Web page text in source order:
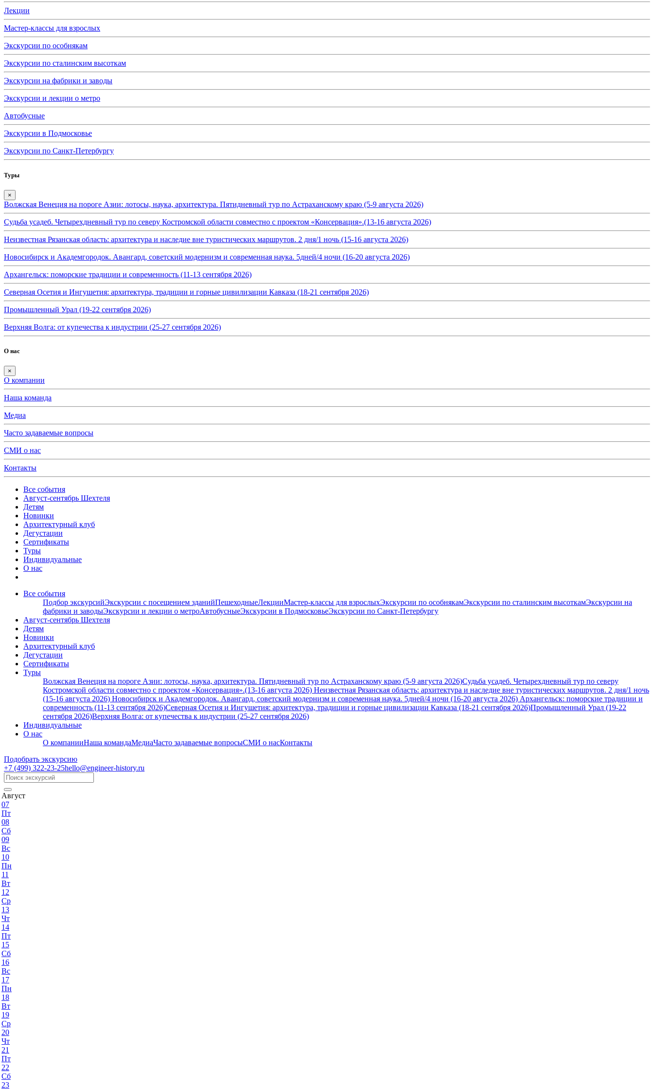
Лекции
Мастер-классы для взрослых
Экскурсии по особнякам
Экскурсии по сталинским высоткам
Экскурсии на фабрики и заводы
Экскурсии и лекции о метро
Автобусные
Экскурсии в Подмосковье
Экскурсии по Санкт-Петербургу
Туры
×
Волжская Венеция на пороге Азии: лотосы, наука, архитектура. Пятидневный тур по Астраханскому краю (5-9 августа 2026)
Судьба усадеб. Четырехдневный тур по северу Костромской области совместно с проектом «Консервация».(13-16 августа 2026)
Неизвестная Рязанская область: архитектура и наследие вне туристических маршрутов. 2 дня/1 ночь (15-16 августа 2026)
Новосибирск и Академгородок. Авангард, советский модернизм и современная наука. 5дней/4 ночи (16-20 августа 2026)
Архангельск: поморские традиции и современность (11-13 сентября 2026)
Северная Осетия и Ингушетия: архитектура, традиции и горные цивилизации Кавказа (18-21 сентября 2026)
Промышленный Урал (19-22 сентября 2026)
Верхняя Волга: от купечества к индустрии (25-27 сентября 2026)
О нас
×
О компании
Наша команда
Медиа
Часто задаваемые вопросы
СМИ о нас
Контакты
Все события
Август-сентябрь Шехтеля
Детям
Новинки
Архитектурный клуб
Дегустации
Сертификаты
Туры
Индивидуальные
О нас
Все события
Подбор экскурсийЭкскурсии с посещением зданийПешеходныеЛекцииМастер-классы для взрослыхЭкскурсии по особнякамЭкскурсии по сталинским высоткамЭкскурсии на
фабрики и заводыЭкскурсии и лекции о метроАвтобусныеЭкскурсии в ПодмосковьеЭкскурсии по Санкт-Петербургу
Август-сентябрь Шехтеля
Детям
Новинки
Архитектурный клуб
Дегустации
Сертификаты
Туры
Волжская Венеция на пороге Азии: лотосы, наука, архитектура. Пятидневный тур по Астраханскому краю (5-9 августа 2026)Судьба усадеб. Четырехдневный тур по северу
Костромской области совместно с проектом «Консервация».(13-16 августа 2026) Неизвестная Рязанская область: архитектура и наследие вне туристических маршрутов. 2 дня/1 ночь
(15-16 августа 2026) Новосибирск и Академгородок. Авангард, советский модернизм и современная наука. 5дней/4 ночи (16-20 августа 2026) Архангельск: поморские традиции и
современность (11-13 сентября 2026)Северная Осетия и Ингушетия: архитектура, традиции и горные цивилизации Кавказа (18-21 сентября 2026)Промышленный Урал (19-22
сентября 2026)Верхняя Волга: от купечества к индустрии (25-27 сентября 2026)
Индивидуальные
О нас
О компанииНаша командаМедиаЧасто задаваемые вопросыСМИ о насКонтакты
Подобрать экскурсию
+7 (499) 322-23-25hello@engineer-history.ru
Август
07
Пт
08
Сб
09
Вс
10
Пн
11
Вт
12
Ср
13
Чт
14
Пт
15
Сб
16
Вс
17
Пн
18
Вт
19
Ср
20
Чт
21
Пт
22
Сб
23